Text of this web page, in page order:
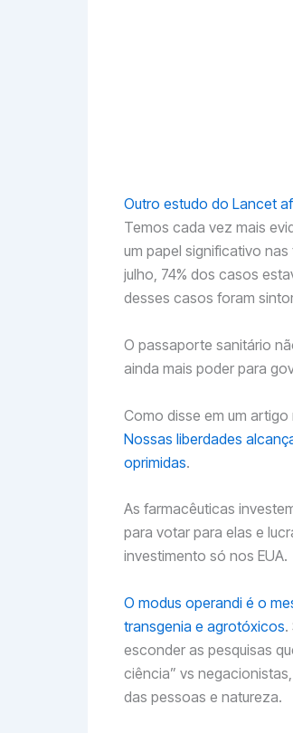
Outro estudo do Lancet
Temos cada vez mais
um papel significativo
julho, 74% dos casos
desses casos foram
O passaporte sanitário
ainda mais poder para
Como disse em um artigo
Nossas liberdades
oprimidas.
As farmacêuticas
para votar para elas e
investimento só nos EUA.
O modus operandi é o
transgenia e agrotóxicos.
esconder as pesquisas
ciência” vs
das pessoas e natureza.